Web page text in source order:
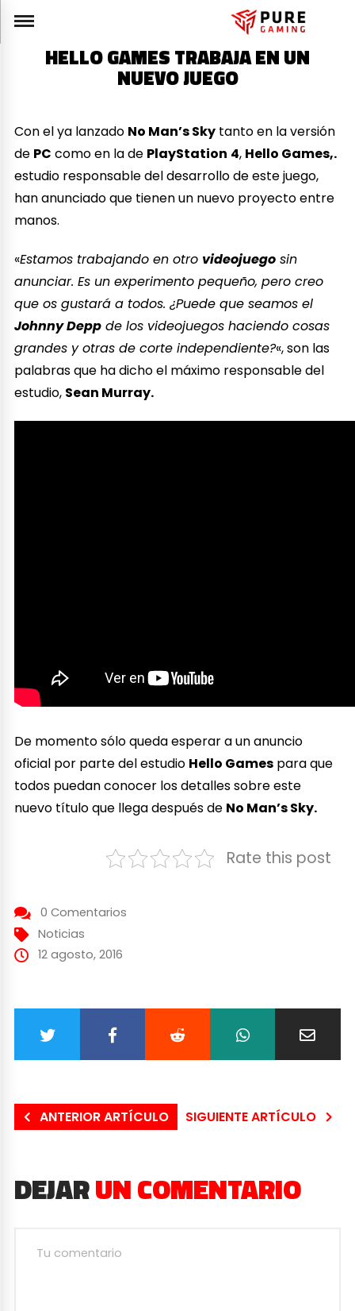
HELLO GAMES TRABAJA EN UN
NUEVO JUEGO
Con el ya lanzado No Man’s Sky tanto en la versión
de PC como en la de PlayStation 4, Hello Games,.
estudio responsable del desarrollo de este juego,
han anunciado que tienen un nuevo proyecto entre
manos.
«Estamos trabajando en otro videojuego sin
anunciar. Es un experimento pequeño, pero creo
que os gustará a todos. ¿Puede que seamos el
Johnny Depp de los videojuegos haciendo cosas
grandes y otras de corte independiente?«, son las
palabras que ha dicho el máximo responsable del
estudio, Sean Murray.
De momento sólo queda esperar a un anuncio
oficial por parte del estudio Hello Games para que
todos puedan conocer los detalles sobre este
nuevo título que llega después de No Man’s Sky.
Rate this post
0 Comentarios
Noticias
12 agosto, 2016
ANTERIOR ARTÍCULO SIGUIENTE ARTÍCULO
DEJARUN COMENTARIO